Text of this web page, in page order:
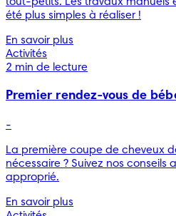
été plus simples à réaliser !
En savoir plus
Activités
2 min de lecture
Premier rendez-vous de
-
La première coupe de cheveux
nécessaire ? Suivez nos conseils
approprié.
En savoir plus